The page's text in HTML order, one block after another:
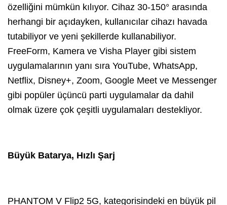
özelliğini mümkün kılıyor. Cihaz 30-150° arasında
herhangi bir açıdayken, kullanıcılar cihazı havada
tutabiliyor ve yeni şekillerde kullanabiliyor.
FreeForm, Kamera ve Visha Player gibi sistem
uygulamalarının yanı sıra YouTube, WhatsApp,
Netflix, Disney+, Zoom, Google Meet ve Messenger
gibi popüler üçüncü parti uygulamalar da dahil
olmak üzere çok çeşitli uygulamaları destekliyor.
Büyük Batarya, Hızlı Şarj
PHANTOM V Flip2 5G, kategorisindeki en büyük pil